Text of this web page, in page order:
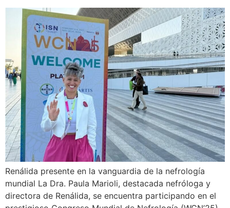
Renálida presente en la vanguardia de la nefrología
mundial La Dra. Paula Marioli, destacada nefróloga y
directora de Renálida, se encuentra participando en el